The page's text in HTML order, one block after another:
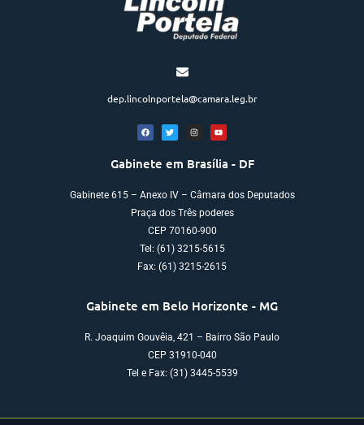
dep.lincolnportela@camara.leg.br
Gabinete em Brasília - DF
Gabinete 615 – Anexo IV – Câmara dos Deputados
Praça dos Três poderes
CEP 70160-900
Tel: (61) 3215-5615
Fax: (61) 3215-2615
Gabinete em Belo Horizonte - MG
R. Joaquim Gouvêia, 421 – Bairro São Paulo
CEP 31910-040
Tel e Fax: (31) 3445-5539